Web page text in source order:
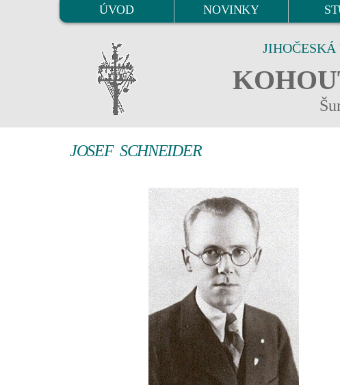
ÚVOD NOVINKY
JOSEF SCHNEIDER